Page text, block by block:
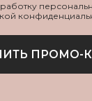
ПОЛУЧИТЬ